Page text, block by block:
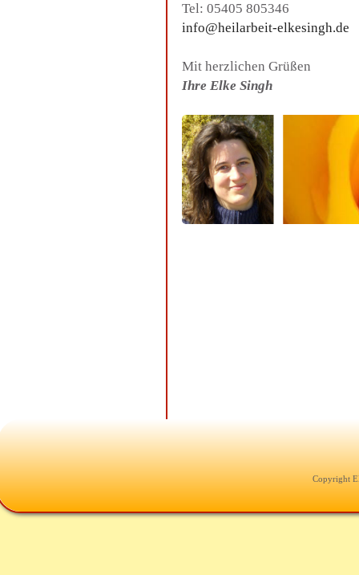
Tel: 05405 805346
info@heilarbeit-elkesingh.de
Mit herzlichen Grüßen
Ihre Elke Singh
Copyright